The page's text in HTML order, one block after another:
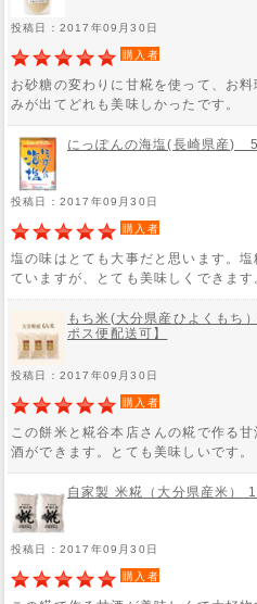
投稿日：2017年09月30日
購入者
お砂糖の変わりに甘糀を使って、お
みが出てどれも美味しかったです。
にっぽんの海塩(長崎県産)
投稿日：2017年09月30日
購入者
塩の味はとても大事だと思います。
ていますが、とても美味しくできます
もち米(大分県産ひよくもち
ポス便配送可】
投稿日：2017年09月30日
購入者
この餅米と糀谷本店さんの糀で作る
酒ができます。とても美味しいです。
自家製 米糀（大分県産米）
投稿日：2017年09月30日
購入者